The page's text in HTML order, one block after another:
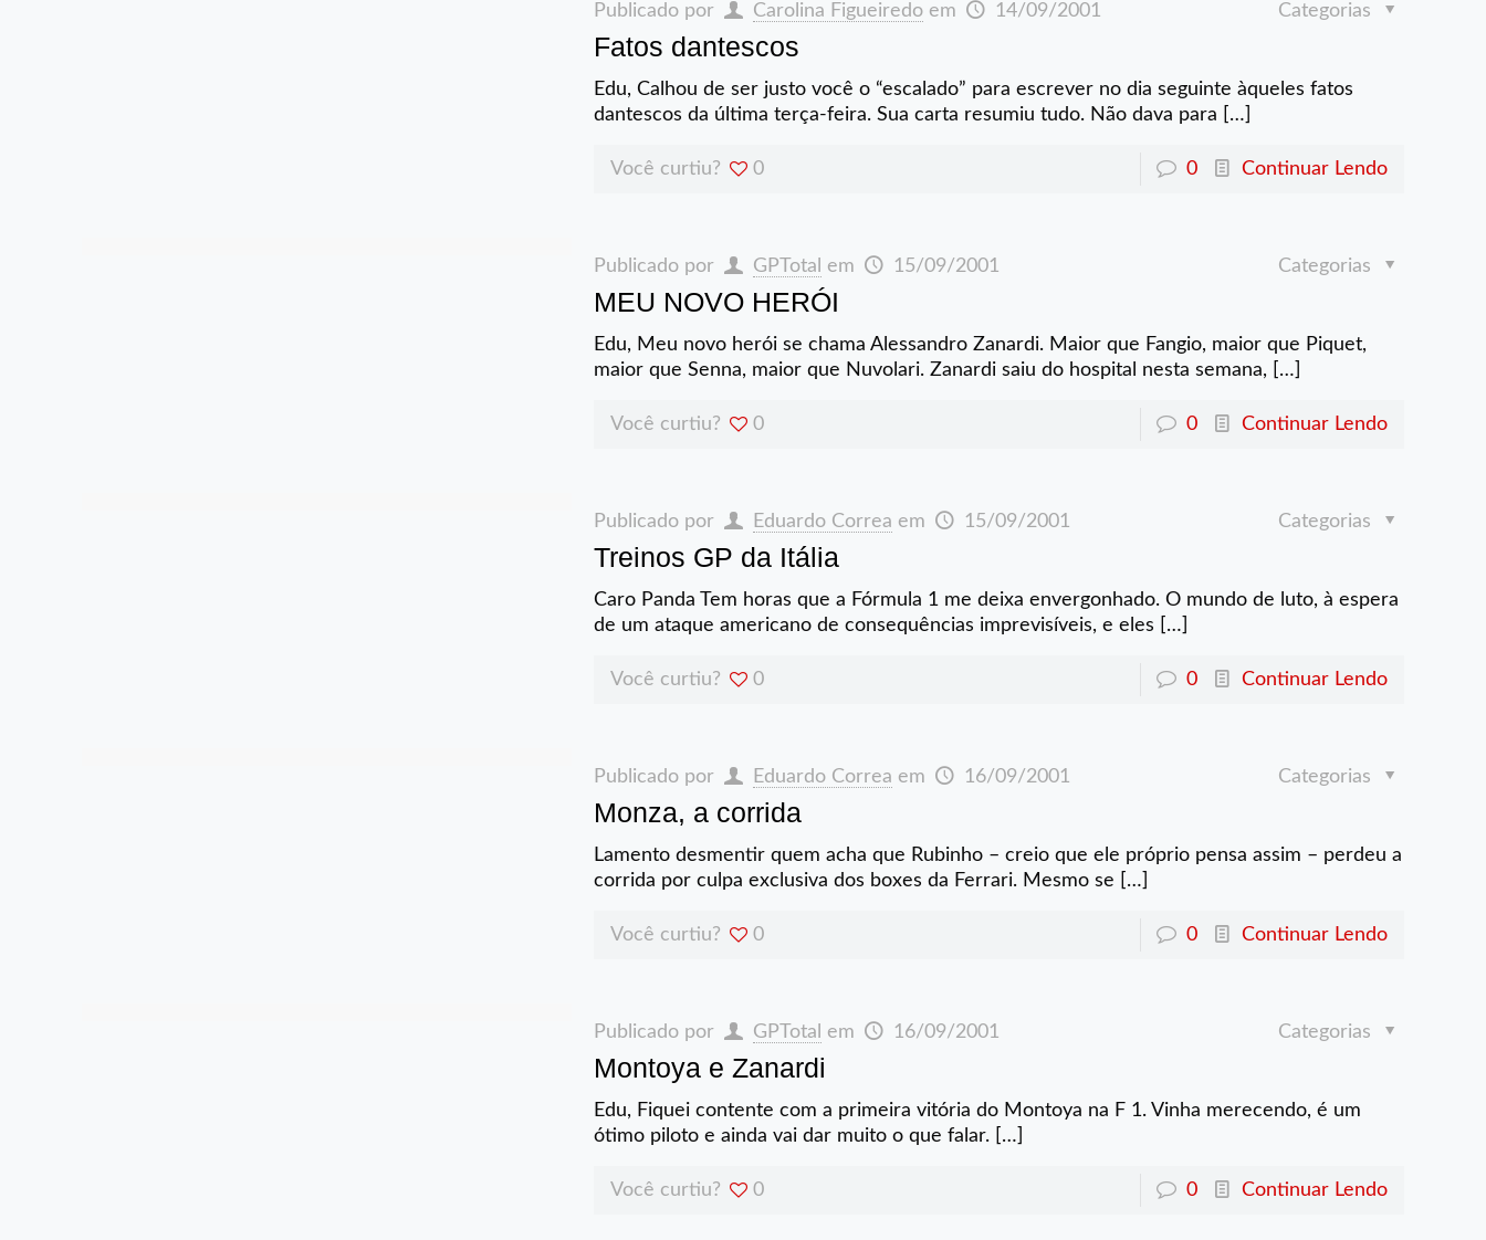
Publicado por Carolina Figueiredo em 14/09/2001 Categorias
Fatos dantescos
Edu, Calhou de ser justo você o “escalado” para escrever no dia seguinte àqueles fatos
dantescos da última terça-feira. Sua carta resumiu tudo. Não dava para […]
Você curtiu? 0 0 Continuar Lendo
Publicado por GPTotal em 15/09/2001 Categorias
MEU NOVO HERÓI
Edu, Meu novo herói se chama Alessandro Zanardi. Maior que Fangio, maior que Piquet,
maior que Senna, maior que Nuvolari. Zanardi saiu do hospital nesta semana, […]
Você curtiu? 0 0 Continuar Lendo
Publicado por Eduardo Correa em 15/09/2001 Categorias
Treinos GP da Itália
Caro Panda Tem horas que a Fórmula 1 me deixa envergonhado. O mundo de luto, à espera
de um ataque americano de consequências imprevisíveis, e eles […]
Você curtiu? 0 0 Continuar Lendo
Publicado por Eduardo Correa em 16/09/2001 Categorias
Monza, a corrida
Lamento desmentir quem acha que Rubinho – creio que ele próprio pensa assim – perdeu a
corrida por culpa exclusiva dos boxes da Ferrari. Mesmo se […]
Você curtiu? 0 0 Continuar Lendo
Publicado por GPTotal em 16/09/2001 Categorias
Montoya e Zanardi
Edu, Fiquei contente com a primeira vitória do Montoya na F 1. Vinha merecendo, é um
ótimo piloto e ainda vai dar muito o que falar.[…]
Você curtiu? 0 0 Continuar Lendo